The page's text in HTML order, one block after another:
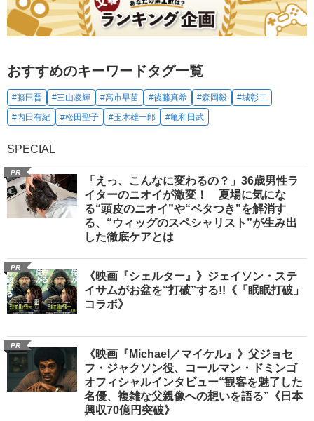
おすすめのキーワードタグ一覧
#藤田晋 #三山凌輝 #高市早苗 #後藤真希 #森岡毅
#城彰二
#内田有紀
#松田聖子 #玉木雄一郎 #亀和田武
SPECIAL
PR
「えっ、こんなに変わるの？」36歳男性ラ
イターのニオイが激変！ 夏場に気にな
る“頭皮のニオイ”や“ベタつき”を解消す
る、“ウィッグのスペシャリスト”が生み出
した徹底ケアとは
PR
《映画『シェルター』》ジェイソン・ステ
イサムがお盆を“打破”する!!《「眠眠打破」
コラボ》
PR
《映画『Michael／マイケル』》父ジョセ
フ・ジャクソン役、コールマン・ドミンゴ
オフィシャルインタビュー“観客を魅了した
名優、複雑な父親像への想いを語る”《日本
興収70億円突破》